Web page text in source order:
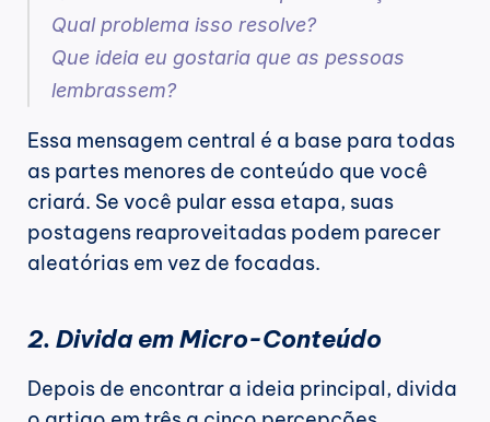
Qual problema isso resolve?
Que ideia eu gostaria que as pessoas
lembrassem?
Essa mensagem central é a base para todas
as partes menores de conteúdo que você
criará. Se você pular essa etapa, suas
postagens reaproveitadas podem parecer
aleatórias em vez de focadas.
2. Divida em Micro-Conteúdo
Depois de encontrar a ideia principal, divida